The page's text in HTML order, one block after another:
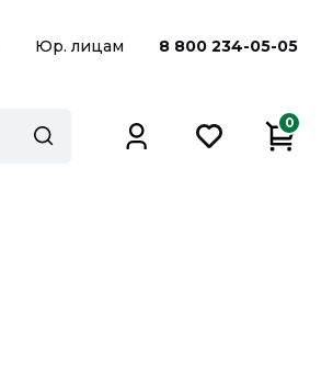
Юр. лицам 8 800 234-05-05
0